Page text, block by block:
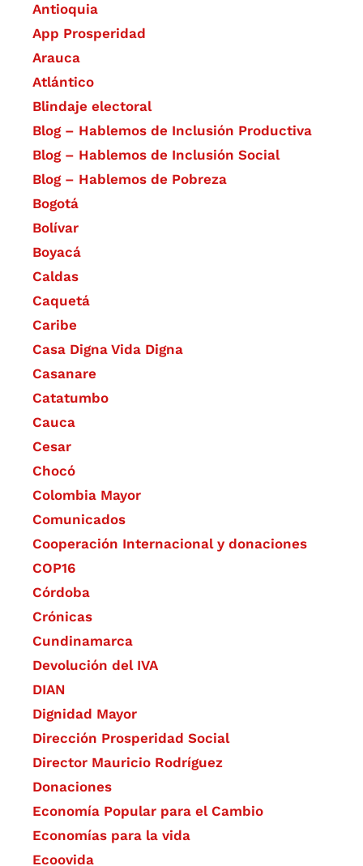
Antioquia
App Prosperidad
Arauca
Atlántico
Blindaje electoral
Blog – Hablemos de Inclusión Productiva
Blog – Hablemos de Inclusión Social
Blog – Hablemos de Pobreza
Bogotá
Bolívar
Boyacá
Caldas
Caquetá
Caribe
Casa Digna Vida Digna
Casanare
Catatumbo
Cauca
Cesar
Chocó
Colombia Mayor
Comunicados
Cooperación Internacional y donaciones
COP16
Córdoba
Crónicas
Cundinamarca
Devolución del IVA
DIAN
Dignidad Mayor
Dirección Prosperidad Social
Director Mauricio Rodríguez
Donaciones
Economía Popular para el Cambio
Economías para la vida
Ecoovida